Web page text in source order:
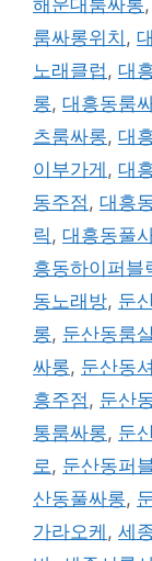
룸싸롱위치 ,
노래클럽 , 대
롱, 대흥동룸
츠룸싸롱, 대
이부가게 , 대
동주점 , 대흥
릭 , 대흥동풀
흥동하이퍼블
동노래방, 둔
롱, 둔산동룸
싸롱, 둔산동
흥주점 , 둔산
통룸싸롱, 둔
로 , 둔산동퍼
산동풀싸롱,
가라오케 , 세